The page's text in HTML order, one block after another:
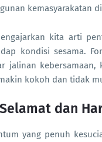
kemasyarakatan
kita arti
kondisi sesama.
jalinan
kokoh dan tidak
dan
yang penuh